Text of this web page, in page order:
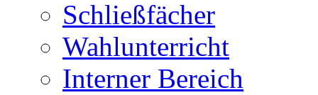
Schließfächer
Wahlunterricht
Interner Bereich